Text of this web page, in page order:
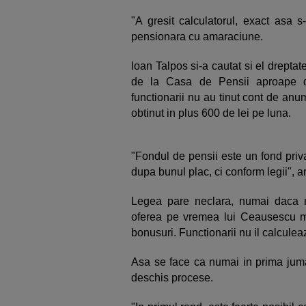
"A gresit calculatorul, exact asa
pensionara cu amaraciune.
Ioan Talpos si-a cautat si el
de la Casa de Pensii aproape
functionarii nu au tinut cont de
obtinut in plus 600 de lei pe luna.
"Fondul de pensii este un fond
dupa bunul plac, ci conform legii",
Legea pare neclara, numai
oferea pe vremea lui Ceausescu
bonusuri. Functionarii nu il
Asa se face ca numai in prima
deschis procese.